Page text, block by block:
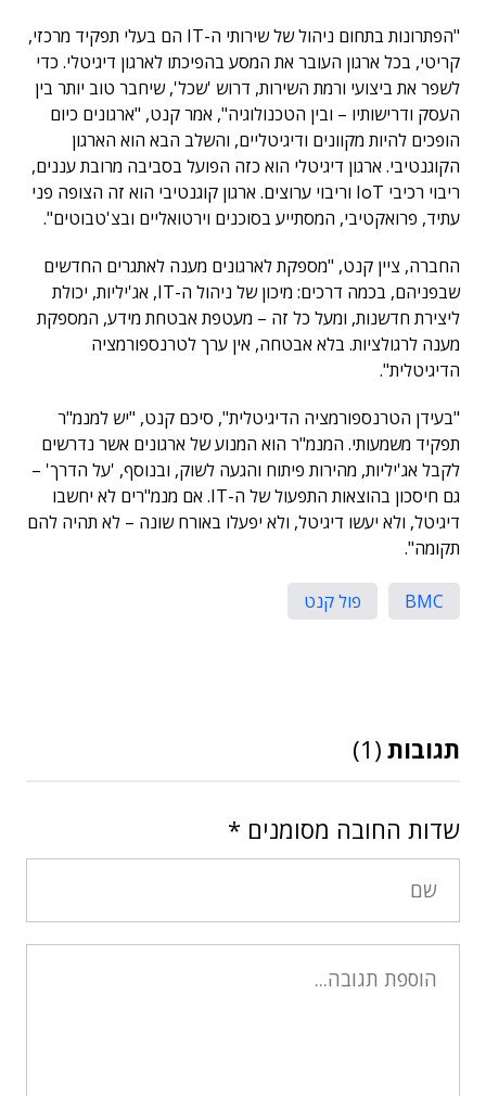
"הפתרונות בתחום ניהול של שירותי ה-IT הם בעלי תפקיד מרכזי,
קריטי, בכל ארגון העובר את המסע בהפיכתו לארגון דיגיטלי. כדי
לשפר את ביצועי ורמת השירות, דרוש 'שכל', שיחבר טוב יותר בין
העסק ודרישותיו – ובין הטכנולוגיה", אמר קנט, "ארגונים כיום
הופכים להיות מקוונים ודיגיטליים, והשלב הבא הוא הארגון
הקוגנטיבי. ארגון דיגיטלי הוא כזה הפועל בסביבה מרובת עננים,
ריבוי רכיבי IoT וריבוי ערוצים. ארגון קוגנטיבי הוא זה הצופה פני
עתיד, פרואקטיבי, המסתייע בסוכנים וירטואליים ובצ'טבוטים".
החברה, ציין קנט, "מספקת לארגונים מענה לאתגרים החדשים
שבפניהם, בכמה דרכים: מיכון של ניהול ה-IT, אג'יליות, יכולת
ליצירת חדשנות, ומעל כל זה – מעטפת אבטחת מידע, המספקת
מענה לרגולציות. בלא אבטחה, אין ערך לטרנספורמציה
הדיגיטלית".
"בעידן הטרנספורמציה הדיגיטלית", סיכם קנט, "יש למנמ"ר
תפקיד משמעותי. המנמ"ר הוא המנוע של ארגונים אשר נדרשים
לקבל אג'יליות, מהירות פיתוח והגעה לשוק, ובנוסף, 'על הדרך' –
גם חיסכון בהוצאות התפעול של ה-IT. אם מנמ"רים לא יחשבו
דיגיטל, ולא יעשו דיגיטל, ולא יפעלו באורח שונה – לא תהיה להם
תקומה".
BMC פול קנט
תגובות (1)
שדות החובה מסומנים *